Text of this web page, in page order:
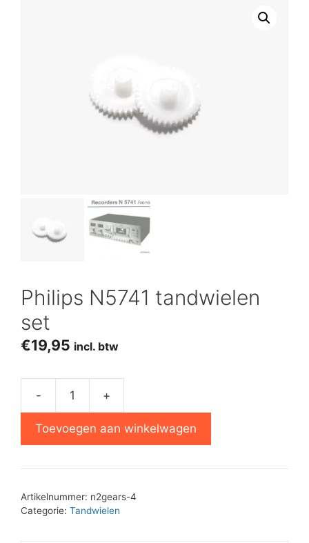
Philips N5741 tandwielen
set
€19,95 incl. btw
-
tandwielen
aantal
+
Toevoegen aan winkelwagen
Artikelnummer: n2gears-4
Categorie: Tandwielen